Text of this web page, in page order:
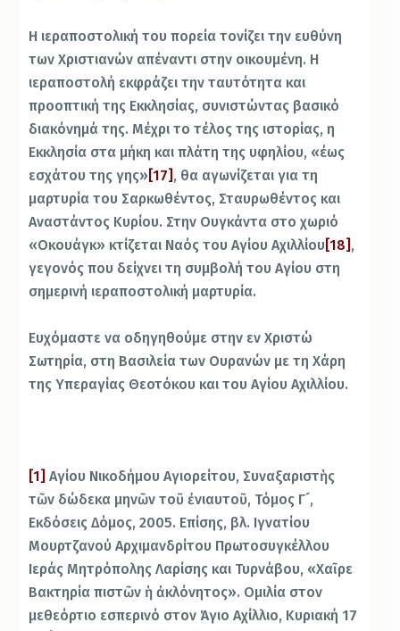
Η ιεραποστολική του πορεία τονίζει την ευθύνη
των Χριστιανών απέναντι στην οικουμένη. Η
ιεραποστολή εκφράζει την ταυτότητα και
προοπτική της Εκκλησίας, συνιστώντας βασικό
διακόνημά της. Μέχρι το τέλος της ιστορίας, η
Εκκλησία στα μήκη και πλάτη της υφηλίου, «έως
εσχάτου της γης» [17] , θα αγωνίζεται για τη
μαρτυρία του Σαρκωθέντος, Σταυρωθέντος και
Αναστάντος Κυρίου. Στην Ουγκάντα στο χωριό
«Οκουάγκ» κτίζεται Ναός του Αγίου Αχιλλίου [18] ,
γεγονός που δείχνει τη συμβολή του Αγίου στη
σημερινή ιεραποστολική μαρτυρία.
Ευχόμαστε να οδηγηθούμε στην εν Χριστώ
Σωτηρία, στη Βασιλεία των Ουρανών με τη Χάρη
της Υπεραγίας Θεοτόκου και του Αγίου Αχιλλίου.
[1] Αγίου Νικοδήμου Αγιορείτου, Συναξαριστὴς
τῶν δώδεκα μηνῶν τοῦ ἐνιαυτοῦ, Τόμος Γ´,
Εκδόσεις Δόμος, 2005. Επίσης, βλ. Ιγνατίου
Μουρτζανού Αρχιμανδρίτου Πρωτοσυγκέλλου
Ιεράς Μητρόπολης Λαρίσης και Τυρνάβου, «Χαῖρε
Βακτηρία πιστῶν ἡ ἀκλόνητος». Ομιλία στον
μεθεόρτιο εσπερινό στον Άγιο Αχίλλιο, Κυριακή 17